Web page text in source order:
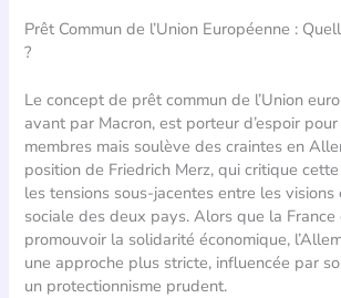
Prêt Commun de l’Union Européenne :
?
Le concept de prêt commun de l’Union
avant par Macron, est porteur d’espoir
membres mais soulève des craintes en
position de Friedrich Merz, qui critique
les tensions sous-jacentes entre les visions
sociale des deux pays. Alors que la France
promouvoir la solidarité économique,
une approche plus stricte, influencée par
un protectionnisme prudent.